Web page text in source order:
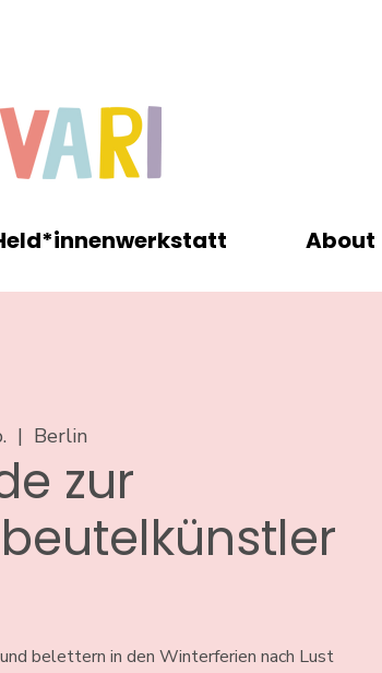
About
  |
Berlin
zur
belettern in den Winterferien nach Lust